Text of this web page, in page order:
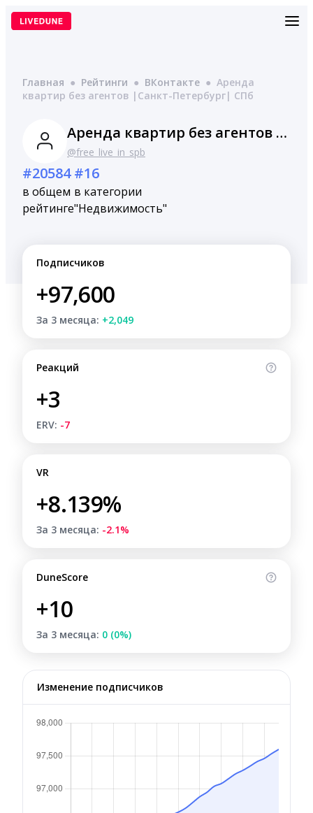
Перейти
Главная ● Рейтинги ● ВКонтакте ● Аренда
квартир без агентов |Санкт-Петербург| СПб
Аренда квартир без агентов |Санкт-Петербург| СПб
@free_live_in_spb
#20584
в общем
рейтинге
#16
в категории
"Недвижимость"
Подписчиков
+97,600
За 3 месяца: +2,049
Реакций
+3
ERV: -7
VR
+8.139%
За 3 месяца: -2.1%
DuneScore
+10
За 3 месяца: 0 (0%)
Изменение подписчиков